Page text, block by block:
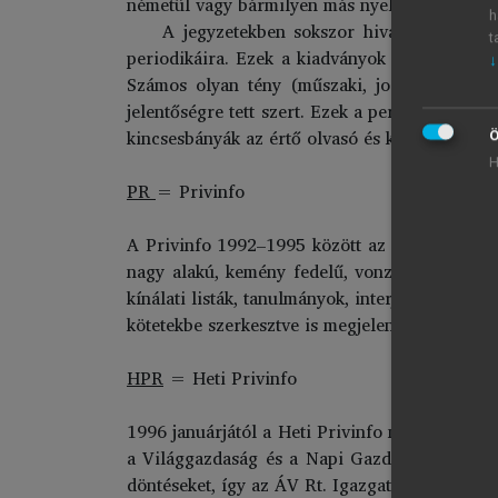
A jegyzetekben sokszor hivatkoztam
periodikáira. Ezek a kiadványok a maguk
Számos olyan tény (műszaki, jogi és
jelentőségre tett szert. Ezek a periodikák
kincsesbányák az értő olvasó és kutató
PR = Privinfo
A Privinfo 1992–1995 között az ÁVÜ által
nagy alakú, kemény fedelű, vonzó
kínálati listák, tanulmányok, interjúk,
kötetekbe szerkesztve is megjelentette. A
HPR = Heti Privinfo
1996 januárjától a Heti Privinfo magyar
a Világgazdaság és a Napi Gazdaság
döntéseket, így az ÁV Rt. Igazgatóságának
↓